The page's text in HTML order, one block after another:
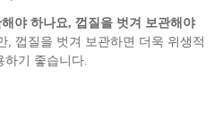
야 하나요, 껍질을 벗겨 보관해야
, 껍질을 벗겨 보관하면 더욱 위생적
하기 좋습니다.